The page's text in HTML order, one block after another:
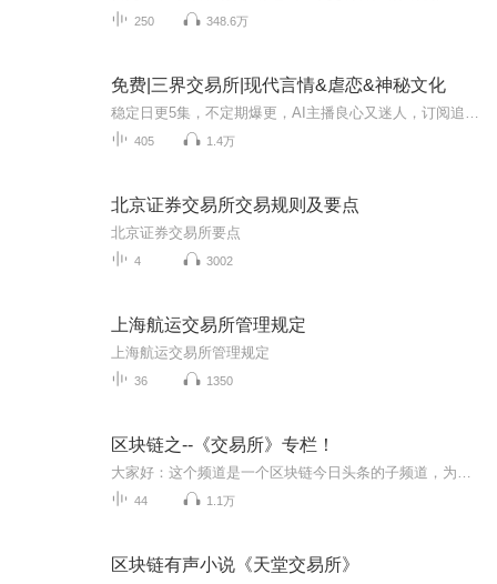
250 348.6万
免费|三界交易所|现代言情&虐恋&神秘文化
405 1.4万
北京证券交易所交易规则及要点
北京证券交易所要点
4 3002
上海航运交易所管理规定
上海航运交易所管理规定
36 1350
区块链之--《交易所》专栏！
44 1.1万
区块链有声小说《天堂交易所》